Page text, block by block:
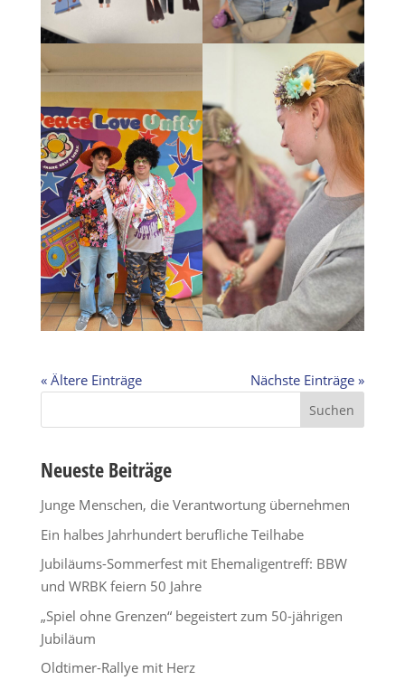
« Ältere Einträge Nächste Einträge »
Suchen
Neueste Beiträge
Junge Menschen, die Verantwortung übernehmen
Ein halbes Jahrhundert berufliche Teilhabe
Jubiläums-Sommerfest mit Ehemaligentreff: BBW
und WRBK feiern 50 Jahre
„Spiel ohne Grenzen“ begeistert zum 50-jährigen
Jubiläum
Oldtimer-Rallye mit Herz